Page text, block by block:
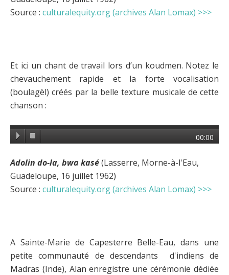
Source : culturalequity.org (archives Alan Lomax) >>>
Et ici un chant de travail lors d’un koudmen. Notez le
chevauchement rapide et la forte vocalisation
(boulagèl) créés par la belle texture musicale de cette
chanson :
00:00
Adolin do-la, bwa kasé(Lasserre, Morne-à-l'Eau,
Guadeloupe, 16 juillet 1962)
Source : culturalequity.org (archives Alan Lomax) >>>
A Sainte-Marie de Capesterre Belle-Eau, dans une
petite communauté de descendants d'indiens de
Madras (Inde), Alan enregistre une cérémonie dédiée